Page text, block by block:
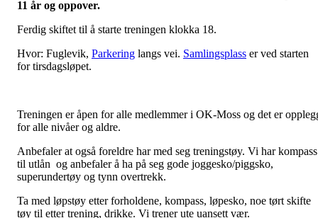
11 år og oppover.
Ferdig skiftet til å starte treningen klokka 18.
Hvor: Fuglevik, Parkering langs vei. Samlingsplass er ved starten
for tirsdagsløpet.
Treningen er åpen for alle medlemmer i OK-Moss og det er
for alle nivåer og aldre.
Anbefaler at også foreldre har med seg treningstøy. Vi har kompass
til utlån og anbefaler å ha på seg gode joggesko/piggsko,
superundertøy og tynn overtrekk.
Ta med løpstøy etter forholdene, kompass, løpesko, noe tørt skifte
tøy til etter trening, drikke. Vi trener ute uansett vær.